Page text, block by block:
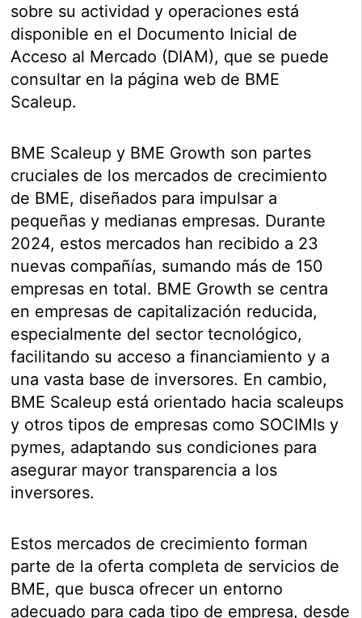
sobre su actividad y operaciones está
disponible en el Documento Inicial de
Acceso al Mercado (DIAM), que se puede
consultar en la página web de BME
Scaleup.
BME Scaleup y BME Growth son partes
cruciales de los mercados de crecimiento
de BME, diseñados para impulsar a
pequeñas y medianas empresas. Durante
2024, estos mercados han recibido a 23
nuevas compañías, sumando más de 150
empresas en total. BME Growth se centra
en empresas de capitalización reducida,
especialmente del sector tecnológico,
facilitando su acceso a financiamiento y a
una vasta base de inversores. En cambio,
BME Scaleup está orientado hacia scaleups
y otros tipos de empresas como SOCIMIs y
pymes, adaptando sus condiciones para
asegurar mayor transparencia a los
inversores.
Estos mercados de crecimiento forman
parte de la oferta completa de servicios de
BME, que busca ofrecer un entorno
adecuado para cada tipo de empresa, desde